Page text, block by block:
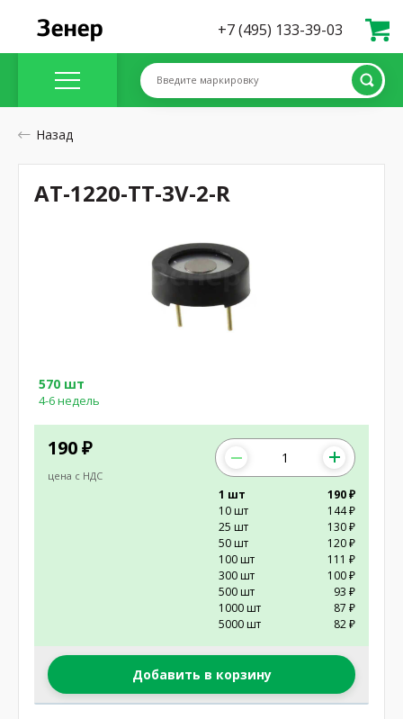
+7 (495) 133-39-03
Введите маркировку
Назад
190 ₽
цена с НДС
570 шт
4-6 недель
1 шт
190 ₽
10 шт
144 ₽
25 шт
130 ₽
50 шт
120 ₽
100 шт
111 ₽
300 шт
100 ₽
500 шт
93 ₽
1000 шт
87 ₽
5000 шт
82 ₽
Добавить в корзину
AT-1220-TT-3V-2-R